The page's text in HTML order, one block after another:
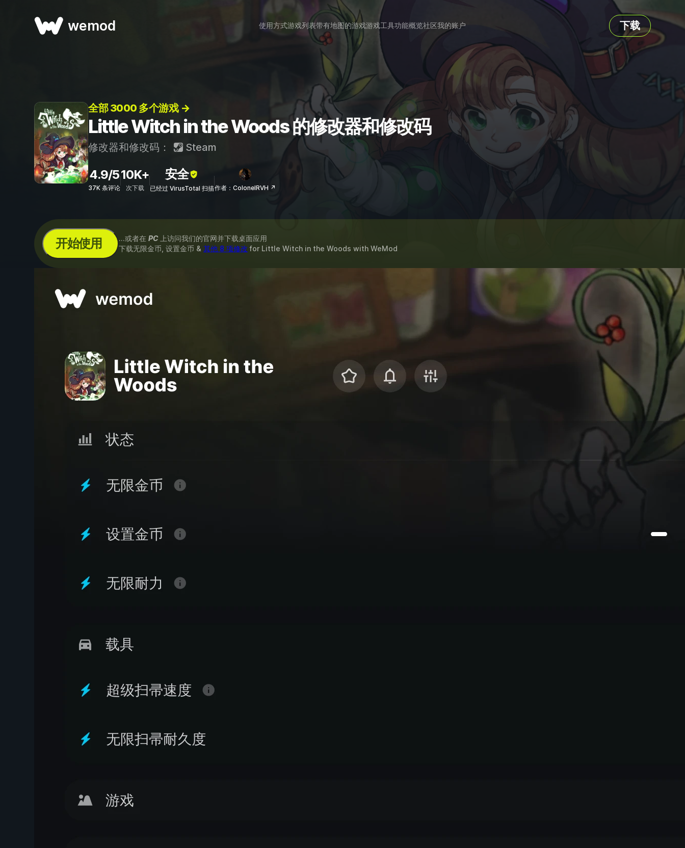
wemod 使用方式游戏列表带有地图的游戏游戏工具功能概览社区我的账户 下载
全部 3000 多个游戏 →
Little Witch in the Woods 的修改器和修改码
修改器和修改码： Steam
4.9/5
37K 条评论
10K+
次下载
安全
已经过 VirusTotal 扫描作者：ColonelRVH ↗
开始使用 ...或者在 PC上访问我们的官网并下载桌面应用
下载无限金币, 设置金币 & 其他 8 项修改 for Little Witch in the Woods with WeMod